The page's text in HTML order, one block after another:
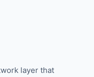
layer that